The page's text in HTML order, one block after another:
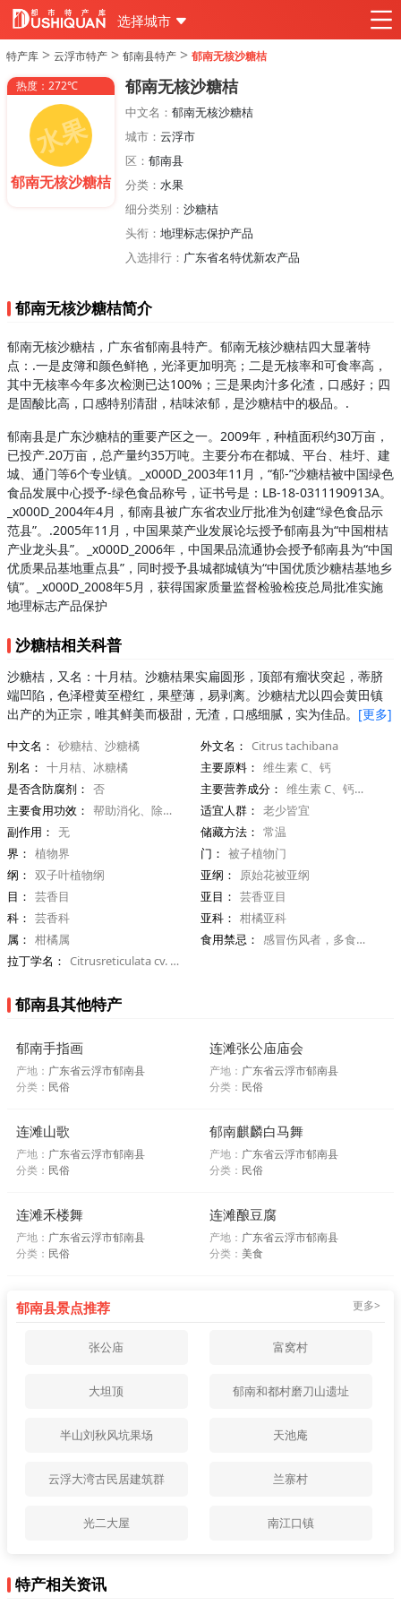
选择城市
特产库 > 云浮市特产 > 郁南县特产 > 郁南无核沙糖桔
热度：272℃
郁南无核沙糖桔
郁南无核沙糖桔
中文名： 郁南无核沙糖桔
城市： 云浮市
区： 郁南县
分类： 水果
细分类别： 沙糖桔
头衔： 地理标志保护产品
入选排行： 广东省名特优新农产品
郁南无核沙糖桔简介
郁南无核沙糖桔，广东省郁南县特产。郁南无核沙糖桔四大显著特
点：.一是皮簿和颜色鲜艳，光泽更加明亮；二是无核率和可食率高，
其中无核率今年多次检测已达100%；三是果肉汁多化渣，口感好；四
是固酸比高，口感特别清甜，桔味浓郁，是沙糖桔中的极品。.
郁南县是广东沙糖桔的重要产区之一。2009年，种植面积约30万亩，
已投产.20万亩，总产量约35万吨。主要分布在都城、平台、桂圩、建
城、通门等6个专业镇。_x000D_2003年11月，“郁-”沙糖桔被中国绿色
食品发展中心授予-绿色食品称号，证书号是：LB-18-0311190913A。
_x000D_2004年4月，郁南县被广东省农业厅批准为创建“绿色食品示
范县”。.2005年11月，中国果菜产业发展论坛授予郁南县为“中国柑桔
产业龙头县”。_x000D_2006年，中国果品流通协会授予郁南县为“中国
优质果品基地重点县”，同时授予县城都城镇为“中国优质沙糖桔基地乡
镇”。_x000D_2008年5月，获得国家质量监督检验检疫总局批准实施
地理标志产品保护
沙糖桔相关科普
沙糖桔，又名：十月桔。沙糖桔果实扁圆形，顶部有瘤状突起，蒂脐
端凹陷，色泽橙黄至橙红，果壁薄，易剥离。沙糖桔尤以四会黄田镇
出产的为正宗，唯其鲜美而极甜，无渣，口感细腻，实为佳品。 [更多]
中文名： 砂糖桔、沙糖橘 外文名：
Citrus tachibana
别名： 十月桔、冰糖橘 主要原料： 维生素 C、钙
是否含防腐剂： 否 主要营养成分： 维生素 C、钙，纤维质、少量蛋白质、脂肪
主要食用功效： 帮助消化、除痰止渴、理气散结，防治便秘 适宜人群： 老少皆宜
副作用： 无 储藏方法： 常温
界： 植物界 门： 被子植物门
纲： 双子叶植物纲 亚纲：
原始花被亚纲
目： 芸香目 亚目： 芸香亚目
科： 芸香科 亚科： 柑橘亚科
属： 柑橘属 食用禁忌：
感冒伤风者，多食会加重病情
拉丁学名：
Citrusreticulata cv. Citrus tachibana Blanco
郁南县其他特产
郁南手指画
产地： 广东省云浮市郁南县
分类： 民俗
连滩张公庙庙会
产地： 广东省云浮市郁南县
分类： 民俗
连滩山歌
产地： 广东省云浮市郁南县
分类： 民俗
郁南麒麟白马舞
产地： 广东省云浮市郁南县
分类： 民俗
连滩禾楼舞
产地： 广东省云浮市郁南县
分类： 民俗
连滩酿豆腐
产地： 广东省云浮市郁南县
分类： 美食
郁南县景点推荐 更多>
张公庙 富窝村
大坦顶 郁南和都村磨刀山遗址
半山刘秋风坑果场 天池庵
云浮大湾古民居建筑群 兰寨村
光二大屋 南江口镇
特产相关资讯